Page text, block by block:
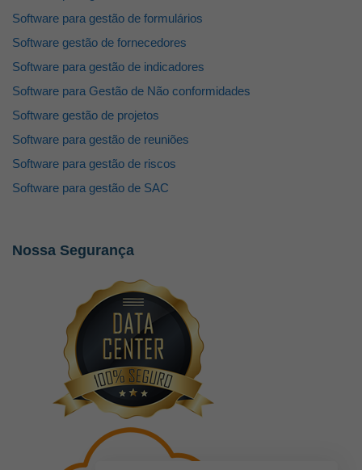
Software para gestão de formulários
Software gestão de fornecedores
Software para gestão de indicadores
Software para Gestão de Não conformidades
Software gestão de projetos
Software para gestão de reuniões
Software para gestão de riscos
Software para gestão de SAC
Nossa Segurança